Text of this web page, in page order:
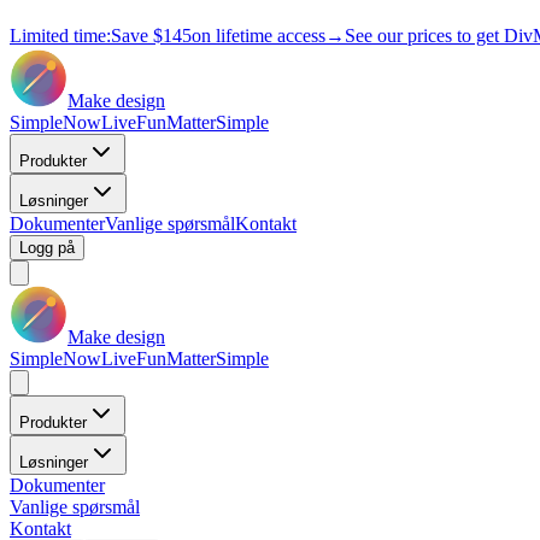
Limited time:Save $145on lifetime access→ See our prices to get
Make design
SimpleNowLiveFunMatterSimple
Produkter
Løsninger
DokumenterVanlige spørsmålKontakt
Logg på
Make design
SimpleNowLiveFunMatterSimple
Produkter
Løsninger
Dokumenter
Vanlige spørsmål
Kontakt